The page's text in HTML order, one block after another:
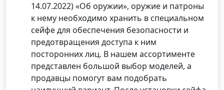
14.07.2022) «Об оружии», оружие и патроны
к нему необходимо хранить в специальном
сейфе для обеспечения безопасности и
предотвращения доступа к ним
посторонних лиц. В нашем ассортименте
представлен большой выбор моделей, а
продавцы помогут вам подобрать